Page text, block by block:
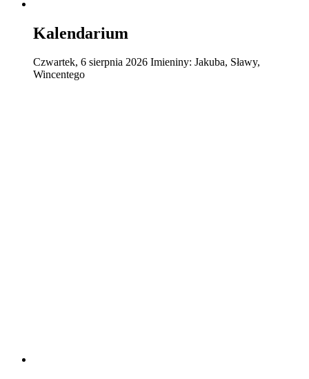
Kalendarium
Czwartek, 6 sierpnia 2026 Imieniny: Jakuba, Sławy,
Wincentego